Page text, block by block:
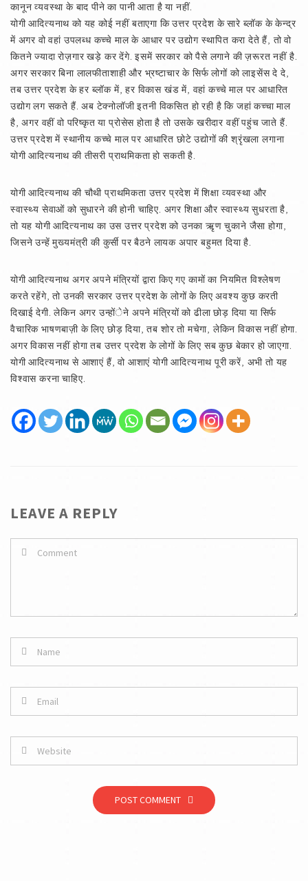
कानून व्यवस्था के बाद पीने का पानी आता है या नहीं.
योगी आदित्यनाथ को यह कोई नहीं बताएगा कि उत्तर प्रदेश के सारे ब्लॉक के केन्द्र
में अगर वो वहां उपलब्ध कच्चे माल के आधार पर उद्योग स्थापित करा देते हैं, तो वो
कितने ज्यादा रोज़गार खड़े कर देंगे. इसमें सरकार को पैसे लगाने की ज़रूरत नहीं है.
अगर सरकार बिना लालफीताशाही और भ्रष्टाचार के सिर्फ लोगों को लाइसेंस दे दे,
तब उत्तर प्रदेश के हर ब्लॉक में, हर विकास खंड में, वहां कच्चे माल पर आधारित
उद्योग लग सकते हैं. अब टेक्नोलॉजी इतनी विकसित हो रही है कि जहां कच्चा माल
है, अगर वहीं वो परिष्कृत या प्रोसेस होता है तो उसके खरीदार वहीं पहुंच जाते हैं.
उत्तर प्रदेश में स्थानीय कच्चे माल पर आधारित छोटे उद्योगों की श्रृंखला लगाना
योगी आदित्यनाथ की तीसरी प्राथमिकता हो सकती है.
योगी आदित्यनाथ की चौथी प्राथमिकता उत्तर प्रदेश में शिक्षा व्यवस्था और
स्वास्थ्य सेवाओं को सुधारने की होनी चाहिए. अगर शिक्षा और स्वास्थ्य सुधरता है,
तो यह योगी आदित्यनाथ का उस उत्तर प्रदेश को उनका ऋृण चुकाने जैसा होगा,
जिसने उन्हें मुख्यमंत्री की कुर्सी पर बैठने लायक अपार बहुमत दिया है.
योगी आदित्यनाथ अगर अपने मंत्रियों द्वारा किए गए कामों का नियमित विश्लेषण
करते रहेंगे, तो उनकी सरकार उत्तर प्रदेश के लोगों के लिए अवश्य कुछ करती
दिखाई देगी. लेकिन अगर उन्होंेने अपने मंत्रियों को ढीला छोड़ दिया या सिर्फ
वैचारिक भाषणबाज़ी के लिए छोड़ दिया, तब शोर तो मचेगा, लेकिन विकास नहीं होगा.
अगर विकास नहीं होगा तब उत्तर प्रदेश के लोगों के लिए सब कुछ बेकार हो जाएगा.
योगी आदित्यनाथ से आशाएं हैं, वो आशाएं योगी आदित्यनाथ पूरी करें, अभी तो यह
विश्वास करना चाहिए.
LEAVE A REPLY
POST COMMENT